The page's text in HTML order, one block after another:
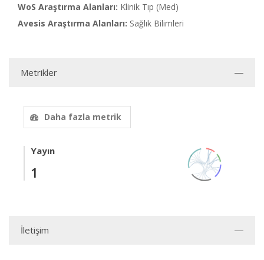
WoS Araştırma Alanları: Klinik Tıp (Med)
Avesis Araştırma Alanları: Sağlık Bilimleri
Metrikler
Daha fazla metrik
Yayın
1
İletişim